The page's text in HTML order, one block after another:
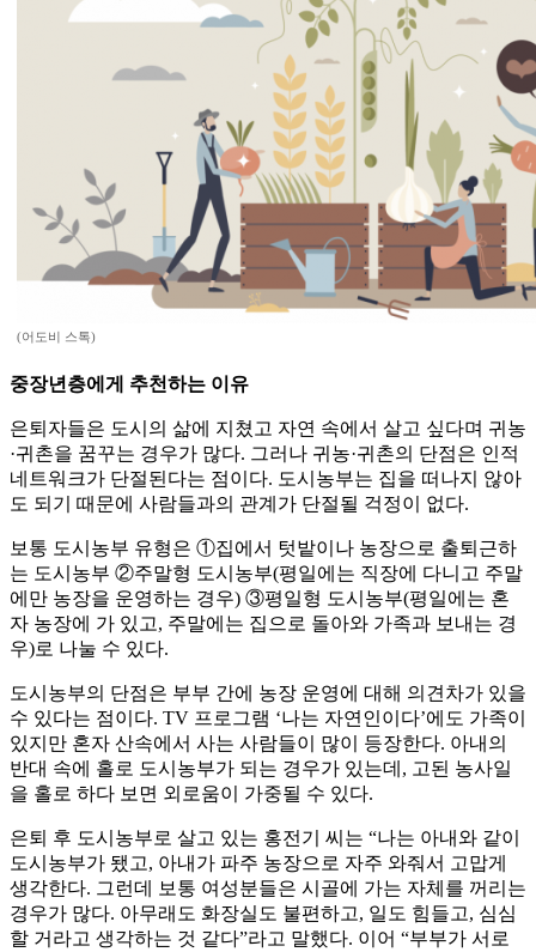
(어도비 스톡)
중장년층에게 추천하는 이유
은퇴자들은 도시의 삶에 지쳤고 자연 속에서 살고 싶다며 귀농
·귀촌을 꿈꾸는 경우가 많다. 그러나 귀농·귀촌의 단점은 인적
네트워크가 단절된다는 점이다. 도시농부는 집을 떠나지 않아
도 되기 때문에 사람들과의 관계가 단절될 걱정이 없다.
보통 도시농부 유형은 ①집에서 텃밭이나 농장으로 출퇴근하
는 도시농부 ②주말형 도시농부(평일에는 직장에 다니고 주말
에만 농장을 운영하는 경우) ③평일형 도시농부(평일에는 혼
자 농장에 가 있고, 주말에는 집으로 돌아와 가족과 보내는 경
우)로 나눌 수 있다.
도시농부의 단점은 부부 간에 농장 운영에 대해 의견차가 있을
수 있다는 점이다. TV 프로그램 ‘나는 자연인이다’에도 가족이
있지만 혼자 산속에서 사는 사람들이 많이 등장한다. 아내의
반대 속에 홀로 도시농부가 되는 경우가 있는데, 고된 농사일
을 홀로 하다 보면 외로움이 가중될 수 있다.
은퇴 후 도시농부로 살고 있는 홍전기 씨는 “나는 아내와 같이
도시농부가 됐고, 아내가 파주 농장으로 자주 와줘서 고맙게
생각한다. 그런데 보통 여성분들은 시골에 가는 자체를 꺼리는
경우가 많다. 아무래도 화장실도 불편하고, 일도 힘들고, 심심
할 거라고 생각하는 것 같다”라고 말했다. 이어 “부부가 서로